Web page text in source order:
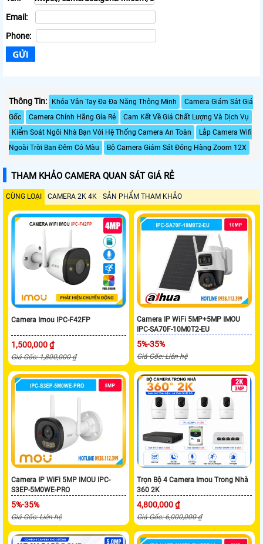
Email:
Phone:
Thông Tin: Khóa Vân Tay Đa Đa Năng Thông Minh
Camera Giám Sát Giá
Gốc
Camera Chính Hãng Gía Rẻ
Cam Kết Về Giá Chất Lượng Và Dịch Vụ
Kiểm Soát Ngôi Nhà Bạn Với Hệ Thống Camera An Toàn
Lắp Camera Wifi
Ngoài Trời Ban Đêm Có Màu
Bộ Camera Giám Sát Đóng Hàng Zoom 12X
THAM KHẢO CAMERA QUAN SÁT GIÁ RẺ
CÙNG LOẠI CAMERA 2K 4K SẢN PHẨM THAM KHẢO
Camera Imou IPC-F42FP
1,500,000 ₫
Giá Gốc: 1,800,000 ₫
Camera IP WiFi 5MP+5MP IMOU
IPC-SA70F-10M0T2-EU
5%-35%
Giá Gốc: Liên hệ
Camera IP WiFi 5MP IMOU IPC-
S3EP-5M0WE-PRO
5%-35%
Giá Gốc: Liên hệ
Trọn Bộ 4 Camera Imou Trong Nhà
360 2K
4,800,000 ₫
Giá Gốc: 6,000,000 ₫